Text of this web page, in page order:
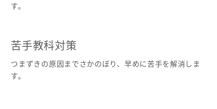
す。
苦手教科対策
つまずきの原因までさかのぼり、早めに苦手を解消しま
す。